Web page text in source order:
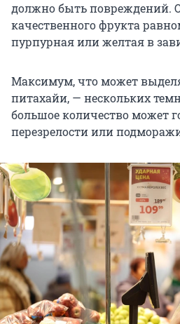
должно быть повреждений.
качественного фрукта
пурпурная или желтая в
Максимум, что может
питахайи, — нескольких
большое количество может
перезрелости или